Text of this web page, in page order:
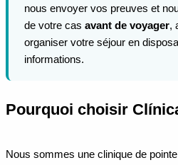
nous envoyer vos preuves et
de votre cas avant de voyager,
organiser votre séjour en
informations.
Pourquoi choisir
Nous sommes une clinique de